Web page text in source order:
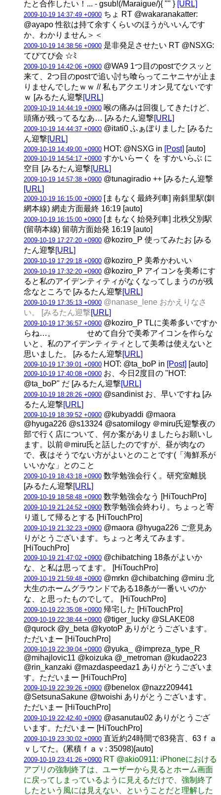
たと合作したい！... - gsub!(/Maraigue/){ "" } [URL]
2009-10-19 14:37:49 +0900 ちょ RT @wakaranakatter:
@ayapo 性欲は持て余すくらいのほうがいいんです
か、わかりません＞＜
2009-10-19 14:38:56 +0900 是非発足させたい RT @NSXG:
てぴてぴ会 ☆ﾐ
2009-10-19 14:42:06 +0900 @WA9 1つ目のpostでクスッと
来て、2つ目のpostで追い討ち喰らってニヤニヤが止ま
りませんでしたｗｗ // 私もアクエリオン見てないです
ｗ [みるたん迎撃[URL]
2009-10-19 14:44:19 +0900 喉の痛みは回復してきたけど、
頭痛が残ってるなあ… [みるたん迎撃[URL]
2009-10-19 14:44:37 +0900 @itati0 ふぁぼりました [みるた
ん迎撃[URL]
2009-10-19 14:49:00 +0900 HOT: @NSXG in [Post] [auto]
2009-10-19 14:54:17 +0900 すかいらーく を すかいらぶ に
空目 [みるたん迎撃[URL]
2009-10-19 14:57:38 +0900 @tunagiradio ++ [みるたん迎撃
[URL]
2009-10-19 16:15:00 +0900 [まもなく最終列車] 南斜里駅(釧
網本線) 網走方面最終 16:19 [auto]
2009-10-19 16:15:00 +0900 [まもなく始発列車] 北秩父別駅
(留萌本線) 留萌方面始発 16:19 [auto]
2009-10-19 17:27:20 +0900 @koziro_P 使ってみたお [みる
たん迎撃[URL]
2009-10-19 17:29:18 +0900 @koziro_P 美希かわいい
2009-10-19 17:32:20 +0900 @koziro_P アイコンを美希にす
ると私のアイデンティティがなくなってしまうのが残
念なところで [みるたん迎撃[URL]
2009-10-19 17:35:13 +0900 @nanase_lene おかえりなさ
い。 [みるたん迎撃[URL]
2009-10-19 17:36:57 +0900 @koziro_P TLに美希多いですか
らね…。 せめて自分で美希アイコンを作らな
いと、私のアイデンティティとして美希は使えないと
思いました。 [みるたん迎撃[URL]
2009-10-19 17:39:01 +0900 HOT: @ta_boP in [Post] [auto]
2009-10-19 17:40:08 +0900 お、今日2度目の "HOT:
@ta_boP" だ [みるたん迎撃[URL]
2009-10-19 18:28:26 +0900 @sandinist お、早いですね [み
るたん迎撃[URL]
2009-10-19 18:39:52 +0900 @kubyaddi @maora
@hyuga226 @s13324 @satomilogy ＠miru氏迎撃夜の
部で行く店について、何か案がありましたらお願いし
ます。以前＠miru氏と話したのですが、昼が肉なの
で、夜はそうでない方がよいとのことです(「海鮮系が
いいかな」とのこと
2009-10-19 18:43:18 +0900 数学勉強会行く。研究室離脱
[みるたん迎撃[URL]
2009-10-19 18:58:48 +0900 数学勉強会なう [HiTouchPro]
2009-10-19 21:24:52 +0900 数学勉強会終わり。ちょっと寄
り道して帰るとする [HiTouchPro]
2009-10-19 21:32:23 +0900 @maora @hyuga226 ご意見あ
りがとうございます。ちょっと考えてみます。
[HiTouchPro]
2009-10-19 21:47:02 +0900 @chibatching 18条がよいか
な、と私は思ってます。 [HiTouchPro]
2009-10-19 21:59:48 +0900 @mrkn @chibatching @miru 北
大生のホームグラウンドである18条が一番いいのか
な、と思ったものでして。 [HiTouchPro]
2009-10-19 22:35:08 +0900 帰宅した [HiTouchPro]
2009-10-19 22:38:44 +0900 @tiger_lucky @SLAKE08
@qurock @y_beta @kyotoP ありがとうございます。
ただいまー [HiTouchPro]
2009-10-19 22:39:04 +0900 @yuka_ @impreza_type_R
@mihajlovic11 @koizuka @_metroman @kudao223
@rin_kanzaki @mazdaspeedaz1 ありがとうございま
す。ただいまー [HiTouchPro]
2009-10-19 22:39:26 +0900 @benelox @nazz209441
@SetsunaSakune @twoishi ありがとうございます。
ただいまー [HiTouchPro]
2009-10-19 22:42:40 +0900 @asanutau02 ありがとうござ
います。ただいまー [HiTouchPro]
2009-10-19 23:30:02 +0900 直近約24時間で83発言、63ｆａ
ｖしてた。(累積ｆａｖ: 35098)[auto]
2009-10-19 23:41:26 +0900 RT @akio0911: iPhoneにおける
アプリの強制終了は、ユーザーから見るとホーム画面
に戻ってしまっているように見えるだけで、強制終了
したという風には見えない、ということだと理解した